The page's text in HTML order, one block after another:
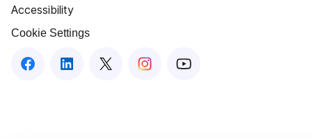
Accessibility
Cookie Settings